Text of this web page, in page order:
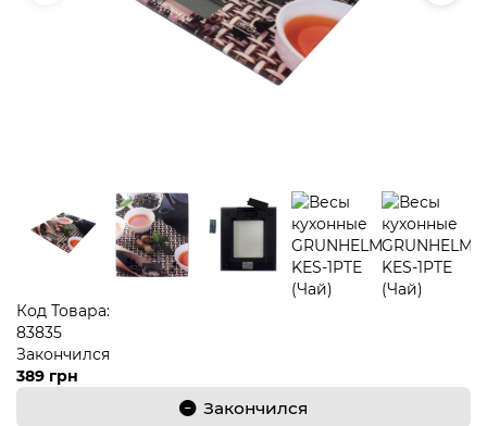
Код Товара:
83835
Закончился
389 грн
Закончился